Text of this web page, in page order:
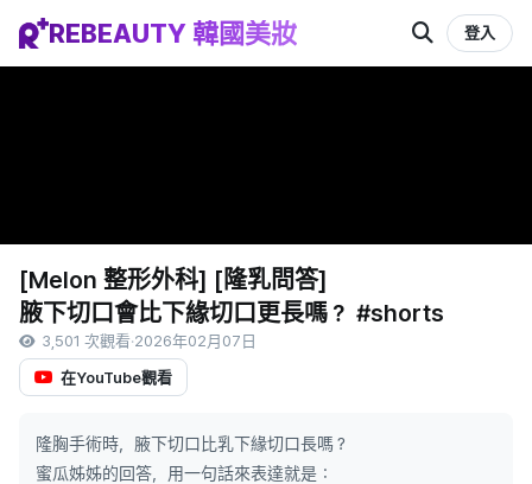
REBEAUTY 韓國美妝 登入
[Melon 整形外科] [隆乳問答]
腋下切口會比下緣切口更長嗎？ #shorts
3,501 次觀看·2026年02月07日
在YouTube觀看
隆胸手術時，腋下切口比乳下緣切口長嗎？
蜜瓜姊姊的回答，用一句話來表達就是：